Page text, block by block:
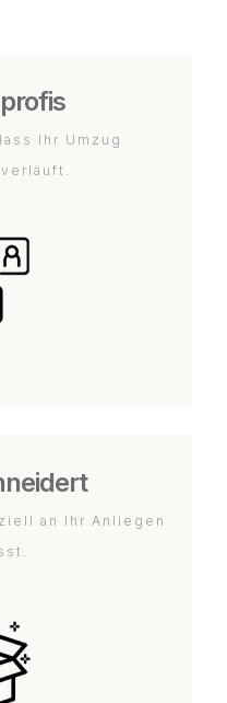
Ihr Umzug
an Ihr Anliegen